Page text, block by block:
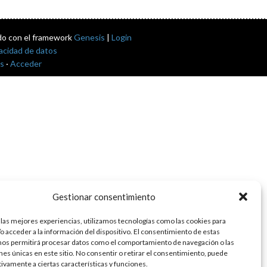
Gestionar consentimiento
mejores experiencias, utilizamos tecnologías como las cookies para
acceder a la información del dispositivo. El consentimiento de estas
permitirá procesar datos como el comportamiento de navegación o las
únicas en este sitio. No consentir o retirar el consentimiento, puede
a ciertas características y funciones.
con el frameworkGenesis | Login
de datos
· Acceder